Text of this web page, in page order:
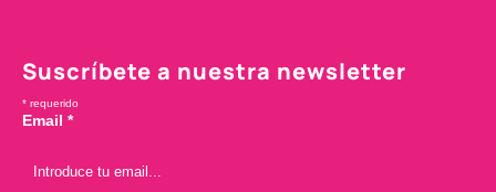
Suscríbete a nuestra newsletter
* requerido
Email *